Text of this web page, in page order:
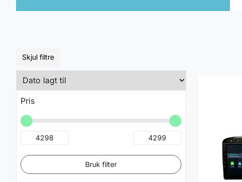
Skjul filtre
Pris
Bruk filter